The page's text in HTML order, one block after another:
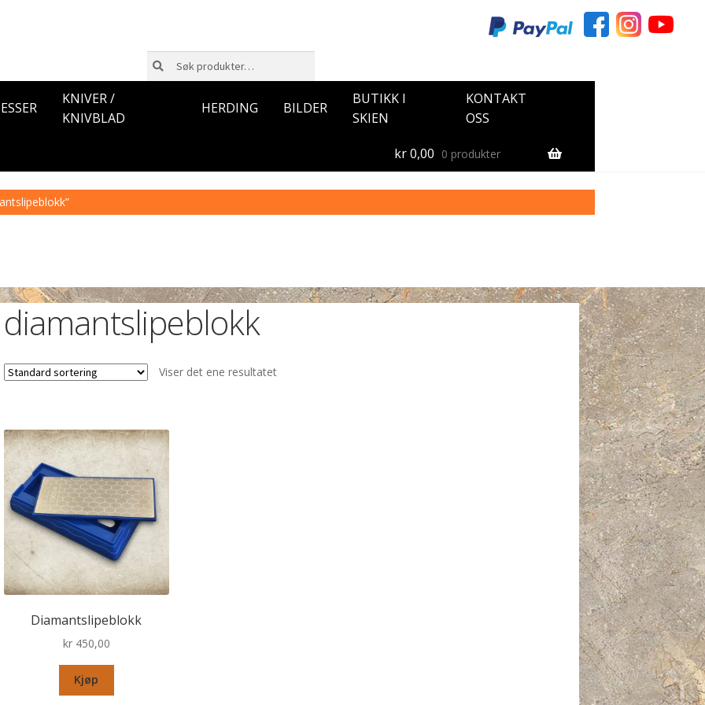
Søk
etter:
Søk
KNIVER /
KNIVBLAD
HERDING BILDER
BUTIKK I
SKIEN
KONTAKT
OSS
kr0,00 0 produkter
diamantslipeblokk
Viser det ene resultatet
Diamantslipeblokk
kr450,00
Kjøp